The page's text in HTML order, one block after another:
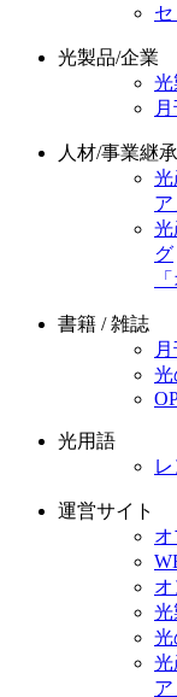
光製品/企業
光
人材/事業継承
光
ア
光
グ
書籍 / 雑誌
光
光用語
運営サイト
光
光
光
ア